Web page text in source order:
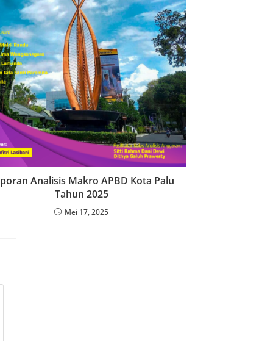
Analisis Makro APBD Kota Palu
Tahun 2025
Mei 17, 2025